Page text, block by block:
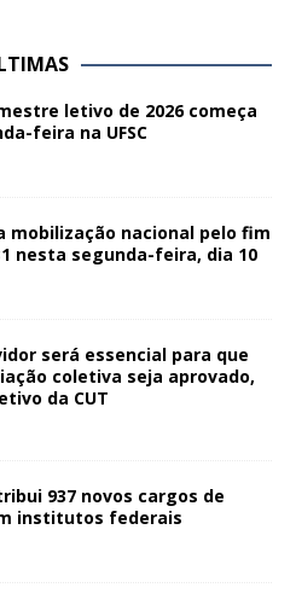
letivo de 2026 começa
feira na UFSC
mobilização nacional pelo fim
nesta segunda-feira, dia 10
será essencial para que
coletiva seja aprovado,
da CUT
937 novos cargos de
institutos federais